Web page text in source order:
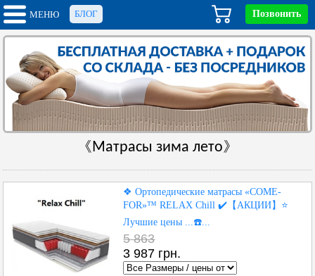
МЕНЮ БЛОГ Позвонить
《Матрасы зима лето》
❖ Ортопедические матрасы «COME-
FOR»™ RELAX Chill ✔️【АКЦИИ】⭐️
Лучшие цены ...☎️...
5 863
3 987 грн.